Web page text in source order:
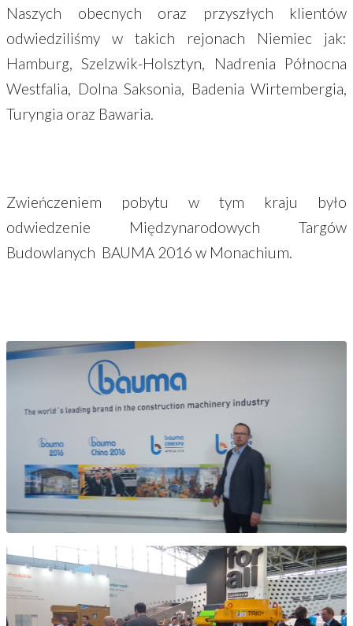
Naszych obecnych oraz przyszłych klientów
odwiedziliśmy w takich rejonach Niemiec jak:
Hamburg, Szelzwik-Holsztyn, Nadrenia Północna
Westfalia, Dolna Saksonia, Badenia Wirtembergia,
Turyngia oraz Bawaria.
Zwieńczeniem pobytu w tym kraju było
odwiedzenie Międzynarodowych Targów
Budowlanych BAUMA 2016 w Monachium.